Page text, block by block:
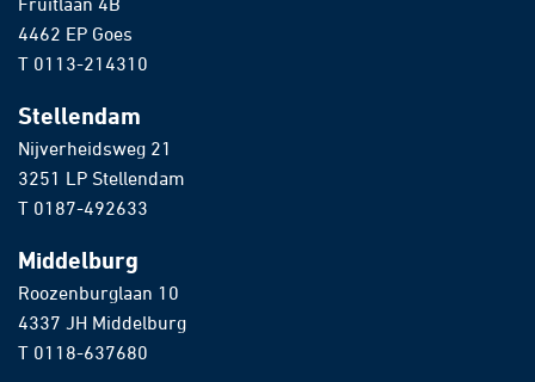
4462 EP Goes
T 0113-214310
Stellendam
Nijverheidsweg 21
3251 LP Stellendam
T 0187-492633
Middelburg
Roozenburglaan 10
4337 JH Middelburg
T 0118-637680